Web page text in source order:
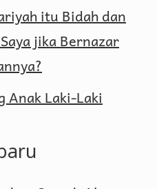
itu Bidah dan
jika Bernazar
Anak Laki-Laki